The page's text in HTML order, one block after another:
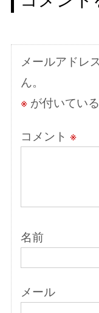
シ
ョ
ン
メールアドレ
ん。
※が付いてい
コメント ※
名前
メール